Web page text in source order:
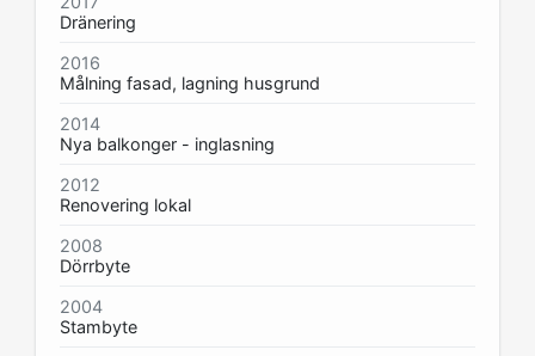
Dränering
2016
Målning fasad, lagning husgrund
2014
Nya balkonger - inglasning
2012
Renovering lokal
2008
Dörrbyte
2004
Stambyte